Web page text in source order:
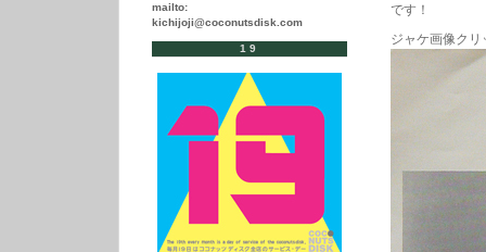
です！
ジャケ画像ク
mailto:
kichijoji@coconutsdisk.com
19